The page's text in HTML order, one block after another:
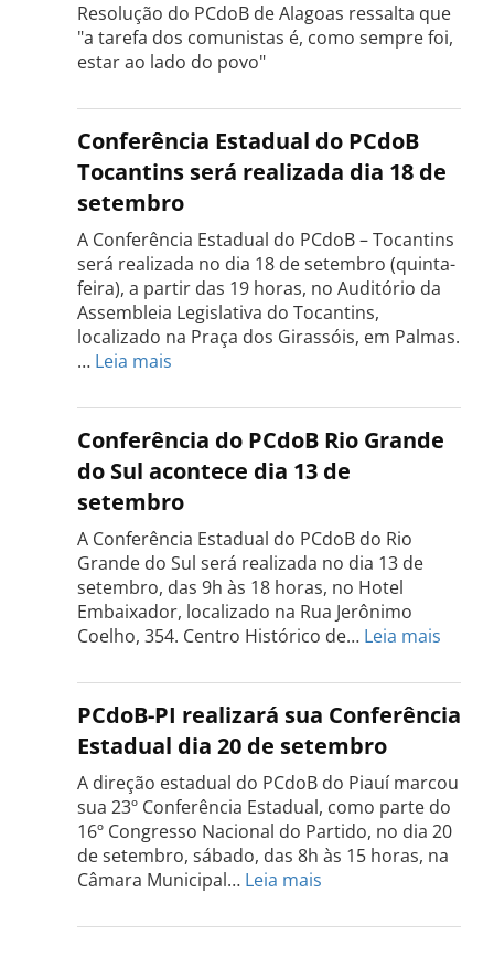
Resolução do PCdoB de Alagoas ressalta que
"a tarefa dos comunistas é, como sempre foi,
estar ao lado do povo"
Conferência Estadual do PCdoB
Tocantins será realizada dia 18 de
setembro
A Conferência Estadual do PCdoB – Tocantins
será realizada no dia 18 de setembro (quinta-
feira), a partir das 19 horas, no Auditório da
Assembleia Legislativa do Tocantins,
localizado na Praça dos Girassóis, em Palmas.
… Leia mais
Estadual
do
PCdoB
Tocantins
será
realizada
dia
18
de
setembro
Conferência do PCdoB Rio Grande
do Sul acontece dia 13 de
setembro
A Conferência Estadual do PCdoB do Rio
Grande do Sul será realizada no dia 13 de
setembro, das 9h às 18 horas, no Hotel
Embaixador, localizado na Rua Jerônimo
Coelho, 354. Centro Histórico de… Leia mais
do
PCdoB
Rio
do
Sul
dia
PCdoB-PI realizará sua Conferência
Estadual dia 20 de setembro
A direção estadual do PCdoB do Piauí marcou
sua 23º Conferência Estadual, como parte do
16º Congresso Nacional do Partido, no dia 20
de setembro, sábado, das 8h às 15 horas, na
Câmara Municipal… Leia mais
PI